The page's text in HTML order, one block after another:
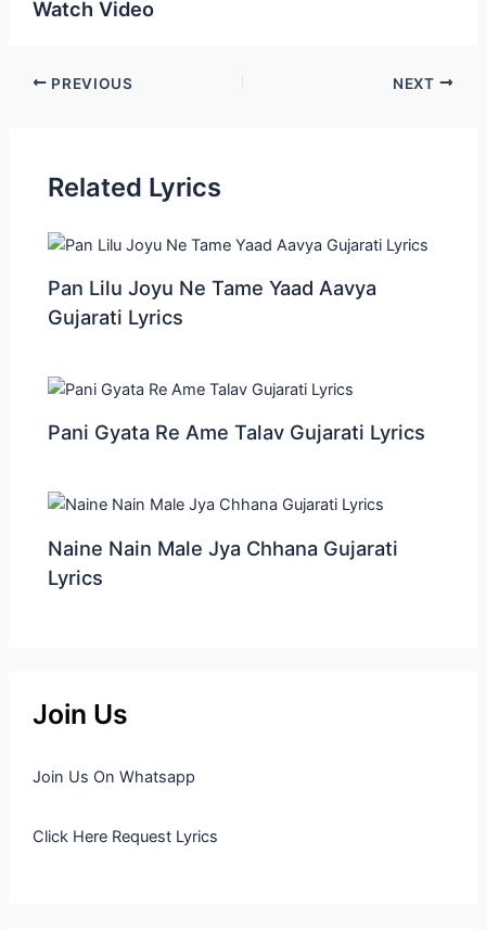
Watch Video
Post
PREVIOUS NEXT
Related Lyrics
Pan Lilu Joyu Ne Tame Yaad Aavya
Gujarati Lyrics
Pani Gyata Re Ame Talav Gujarati Lyrics
Naine Nain Male Jya Chhana Gujarati
Lyrics
Join Us
Join Us On Whatsapp
Click Here Request Lyrics